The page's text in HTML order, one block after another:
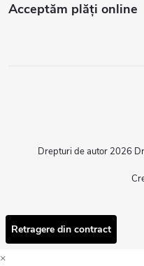
Acceptăm plăţi online
Drepturi de autor 2026
Retragere din contract
×